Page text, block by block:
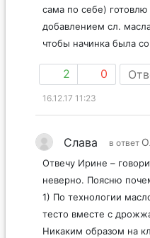
сама по себе) готовлю
добавлением сл.
чтобы начинка была
2 0
16.12.17 11:23
Слава в ответ
Отвечу Ирине –
неверно. Поясню
1) По технологии
тесто вместе с
Никаким образом на